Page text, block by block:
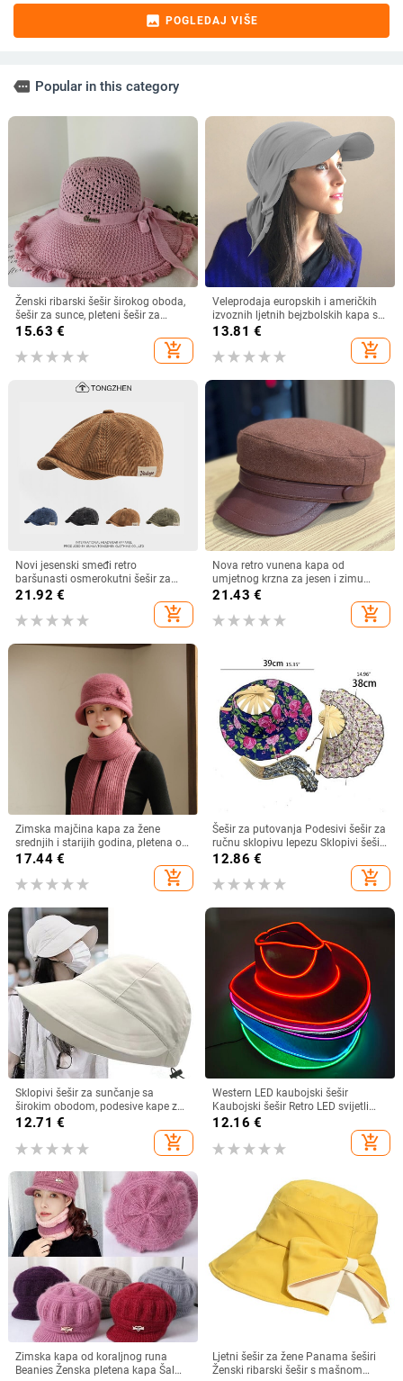
image POGLEDAJ VIŠE
more Popular in this category
Ženski ribarski šešir širokog oboda,
šešir za sunce, pleteni šešir za
sunce, šešir za odmor na plaži, šešir
15.63 €
add_shopping_cart
Veleprodaja europskih i američkih
izvoznih ljetnih bejzbolskih kapa s
vezicom na leđima, vanjski šešir,
13.81 €
add_shopping_cart
Novi jesenski smeđi retro
baršunasti osmerokutni šešir za
muškarce i žene, nošen unatrag s
beretkom, univerzalni šešir u jednoj
boji za jesen i zimu
21.92 €
add_shopping_cart
Nova retro vunena kapa od
umjetnog krzna za jesen i zimu
2025. za žene, britanski
osmerokutni ravni cilindar za
književna putovanja
21.43 €
add_shopping_cart
Zimska majčina kapa za žene
srednjih i starijih godina, pletena od
zečjeg krzna, otporna na hladnoću,
topla, vunena kapa plus baršunasta
kapa za umivaonik
17.44€
add_shopping_cart
Šešir za putovanja Podesivi šešir za
ručnu sklopivu lepezu Sklopivi šešir
od bambusa i lepeza Ljetna plaža
12.86 €
add_shopping_cart
Sklopivi šešir za sunčanje sa
širokim obodom, podesive kape za
muškarce, žene, šeširi za plažu,
ljetni brzosušeći viziri, ribarska kapa
12.71 €
add_shopping_cart
Western LED kaubojski šešir
Kaubojski šešir Retro LED svijetli
obod Jazz cilindar Svjetleći
mladenkin šešir Cosplay kostim
Kaubojsko odijelo za žene
12.16 €
add_shopping_cart
Zimska kapa od koraljnog runa
Beanies Ženska pletena kapa Šal
Ljetni šešir za žene Panama šeširi
Ženski ribarski šešir s mašnom